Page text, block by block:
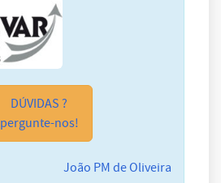
DÚVIDAS ?
pergunte-nos!
João PM de Oliveira